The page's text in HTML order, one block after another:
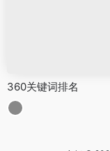
360关键词排名